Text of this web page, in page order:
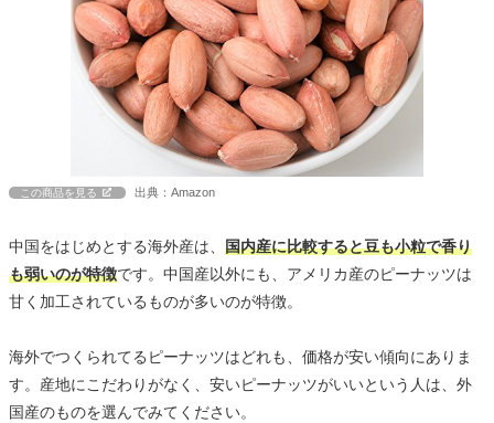
この商品を見る 出典：Amazon
中国をはじめとする海外産は、 国内産に比較すると豆も小粒で香り
も弱いのが特徴です。中国産以外にも、アメリカ産のピーナッツは
甘く加工されているものが多いのが特徴。
海外でつくられてるピーナッツはどれも、価格が安い傾向にありま
す。産地にこだわりがなく、安いピーナッツがいいという人は、外
国産のものを選んでみてください。